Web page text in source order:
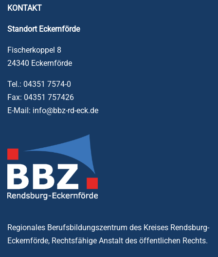
KONTAKT
StandortEckernförde
Fischerkoppel 8
24340 Eckernförde
Tel.: 04351 7574-0
Fax: 04351 757426
E-Mail: info@bbz-rd-eck.de
Regionales Berufsbildungszentrum des Kreises Rendsburg-
Eckernförde, Rechtsfähige Anstalt des öffentlichen Rechts.